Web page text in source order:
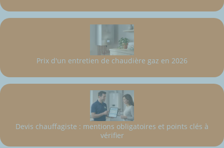
Prix d'un entretien de chaudière gaz en 2026
Devis chauffagiste : mentions obligatoires et points clés à
vérifier